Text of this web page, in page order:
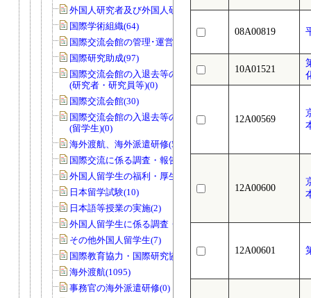
外国人研究者及び外国人研究員等(47)
国際学術組織(64)
国際交流会館の管理･運営等(0)
国際研究助成(97)
国際交流会館の入退去等の届出・許可
(研究者・研究員等)(0)
国際交流会館(30)
国際交流会館の入退去等の届出・許可
(留学生)(0)
海外渡航、海外派遣研修(58)
国際交流に係る調査・報告等(18)
外国人留学生の福利・厚生・親睦等(15)
日本留学試験(10)
日本語等授業の実施(2)
外国人留学生に係る調査・報告等(2)
その他外国人留学生(7)
国際教育協力・国際研究協力(26)
海外渡航(1095)
事務官の海外派遣研修(0)
08A00819
10A01521
12A00569
12A00600
12A00601